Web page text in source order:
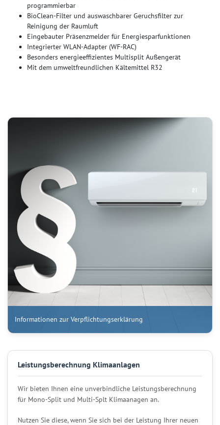
programmierbar
BioClean-Filter und auswaschbarer Geruchsfilter zur
Reinigung der Raumluft
Eingebauter Präsenzmelder für Energiesparfunktionen
Integrierter WLAN-Adapter (WF-RAC)
Besonders energieeffizientes Multisplit Außengerät
Mit dem umweltfreundlichen Kältemittel R32
Informationen zur Verpflichtungserklärung
Leistungsberechnung Klimaanlagen
Wir bieten Ihnen eine unverbindliche Leistungsberechnung
für Mono-Split und Multi-Splt Klimaanagen an.
Nutzen Sie diese, wenn Sie sich bei der Leistung Ihrer neuen